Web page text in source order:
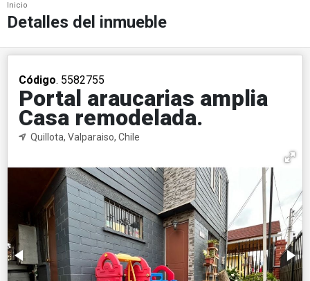
Inicio
Detalles del inmueble
Código. 5582755
Portal araucarias amplia
Casa remodelada.
Quillota, Valparaiso, Chile